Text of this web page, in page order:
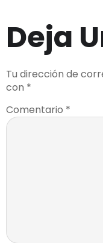
Deja
Tu dirección de
con *
Comentario *